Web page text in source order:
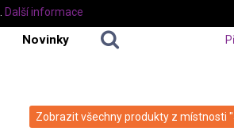
Novinky
Zobrazit všechny produkty z místnosti
Další informace